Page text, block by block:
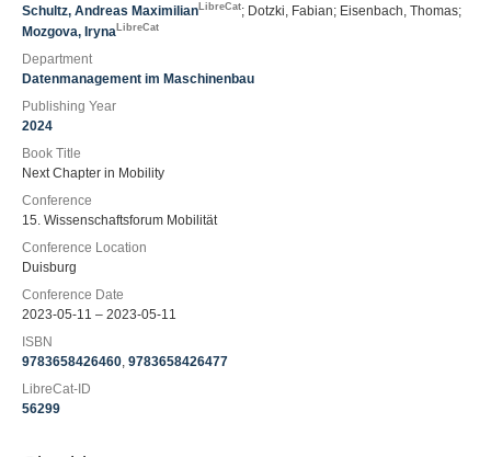
Schultz, Andreas Maximilian LibreCat; Dotzki, Fabian; Eisenbach, Thomas;
Mozgova, Iryna LibreCat
Department
Datenmanagement im Maschinenbau
Publishing Year
2024
Book Title
Next Chapter in Mobility
Conference
15. Wissenschaftsforum Mobilität
Conference Location
Duisburg
Conference Date
2023-05-11 – 2023-05-11
ISBN
9783658426460, 9783658426477
LibreCat-ID
56299